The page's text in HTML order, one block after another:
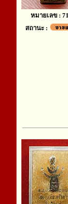
หมายเลข :
สถานะ :